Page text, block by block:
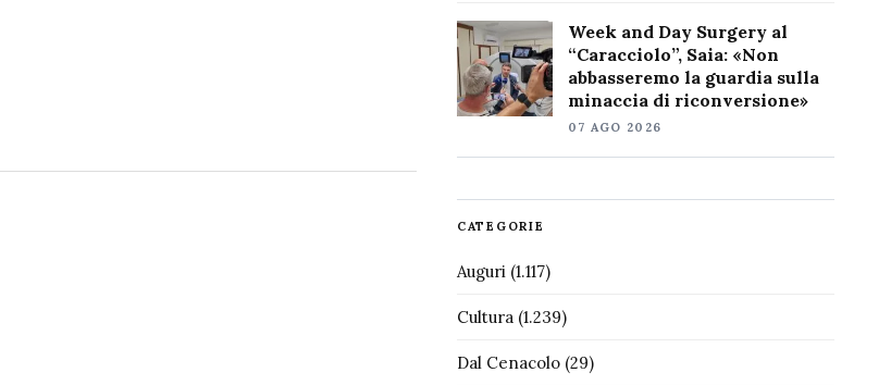
Week and Day Surgery al
“Caracciolo”, Saia: «Non
abbasseremo la guardia sulla
minaccia di riconversione»
07 AGO 2026
CATEGORIE
Auguri(1.117)
Cultura(1.239)
Dal Cenacolo(29)